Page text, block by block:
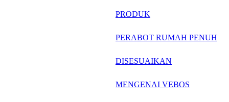
français
PRODUK
PERABOT RUMAH PENUH
DISESUAIKAN
MENGENAI VEBOS